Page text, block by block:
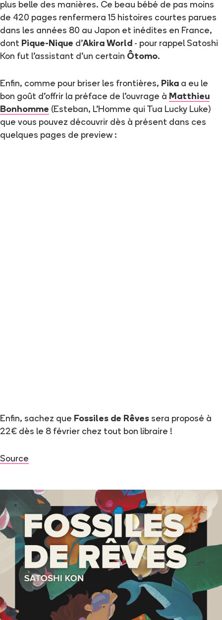
plus belle des manières. Ce beau bébé de pas moins
de 420 pages renfermera 15 histoires courtes parues
dans les années 80 au Japon et inédites en France,
dont Pique-Nique d'Akira World - pour rappel Satoshi
Kon fut l'assistant d'un certain Ôtomo.
Enfin, comme pour briser les frontières, Pika a eu le
bon goût d'offrir la préface de l'ouvrage à Matthieu
Bonhomme (Esteban, L'Homme qui Tua Lucky Luke)
que vous pouvez découvrir dès à présent dans ces
quelques pages de preview :
Enfin, sachez que Fossiles de Rêves sera proposé à
22€ dès le 8 février chez tout bon libraire !
Source